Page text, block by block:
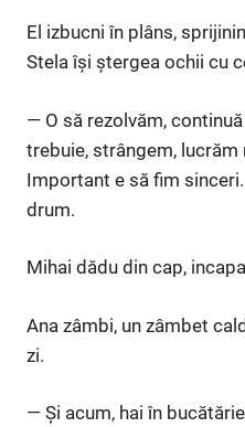
El izbucni în plâns,
Stela își ștergea ochii cu
— O să rezolvăm,
trebuie, strângem, lucrăm
Important e să fim
drum.
Mihai dădu din cap,
Ana zâmbi, un zâmbet
zi.
— Și acum, hai în